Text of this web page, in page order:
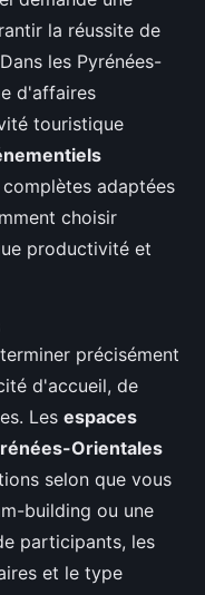
la réussite de
les Pyrénées-
d'affaires
touristique
adaptées
choisir
productivité et
précisément
d'accueil, de
Les espaces
Orientales
selon que vous
building ou une
participants, les
et le type